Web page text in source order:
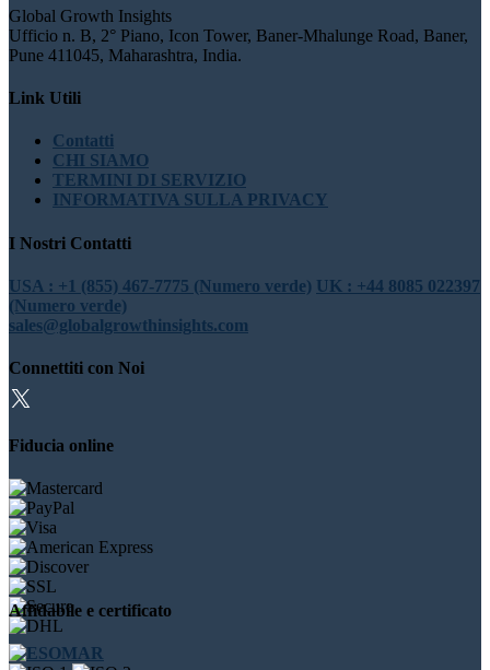
Global Growth Insights
Ufficio n. B, 2° Piano, Icon Tower, Baner-Mhalunge Road, Baner,
Pune 411045, Maharashtra, India.
Link Utili
Contatti
CHI SIAMO
TERMINI DI SERVIZIO
INFORMATIVA SULLA PRIVACY
I Nostri Contatti
USA : +1 (855) 467-7775 (Numero verde) UK : +44 8085 022397
(Numero verde)
sales@globalgrowthinsights.com
Connettiti con Noi
Fiducia online
Affidabile e certificato